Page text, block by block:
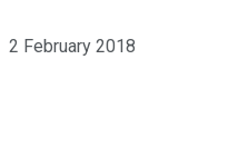
2 February 2018